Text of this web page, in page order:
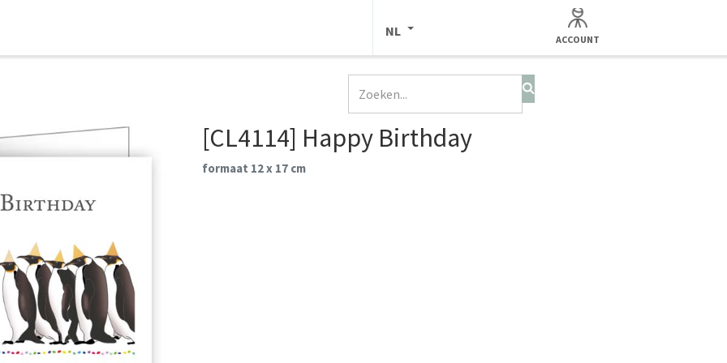
NL
ACCOUNT
[CL4114] Happy Birthday
formaat 12 x 17 cm